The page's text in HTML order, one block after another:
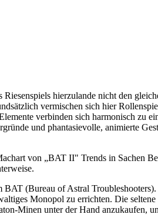
hierzulande nicht den
vermischen sich hier
verbinden sich harmonisch zu
und phantasievolle, animierte
von „BAT II" Trends in Sachen
(Bureau of Astral
Monopol zu errichten. Die
Minen unter der Hand anzukaufen,